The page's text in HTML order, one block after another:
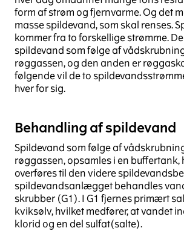
form af strøm og fjernvarme. Og det
masse spildevand, som skal renses.
kommer fra to forskellige strømme.
spildevand som følge af
røggassen, og den anden er
følgende vil de to
hver for sig.
Behandling af spildevand
Spildevand som følge af
røggassen, opsamles i en buffertank,
overføres til den videre
spildevandsanlægget behandles
skrubber (G1). I G1 fjernes primært
kviksølv, hvilket medfører, at vandet
klorid og en del sulfat(salte).